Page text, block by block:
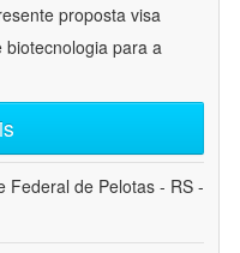
proposta visa
biotecnologia para a
Federal de Pelotas - RS -